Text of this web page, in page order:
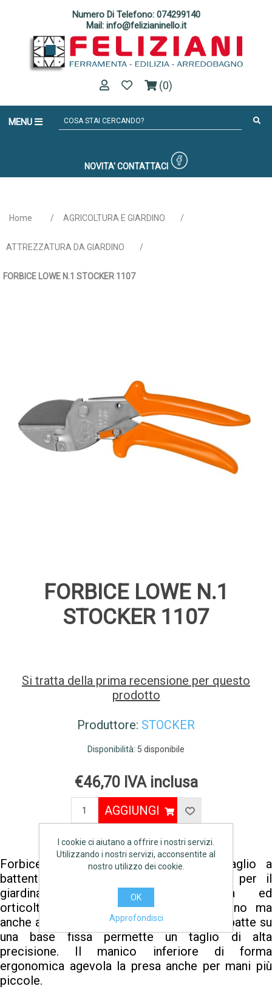
Numero Di Telefono: 074299140
Mail: info@felizianinello.it
(0)
MENU
NOVITA' CONTATTACI
Home / AGRICOLTURA E GIARDINO /
ATTREZZATURA DA GIARDINO /
FORBICE LOWE N.1 STOCKER 1107
FORBICE LOWE N.1
STOCKER 1107
Si tratta della prima recensione per questo
prodotto
Produttore: STOCKER
Disponibilità: 5 disponibile
€46,70 IVA inclusa
AGGIUNGI
Forbice estremamente versatile con taglio a
battente e manico ergonomico. Ideale per il
giardinaggio, viticoltura, frutticoltura ed
orticoltura, per potare piante del giardino ma
anche arbusti e alberi. La lama affilata che batte su
una base fissa permette un taglio di alta
precisione. Il manico inferiore di forma
ergonomica agevola la presa anche per mani più
piccole.
I cookie ci aiutano a offrire i nostri servizi.
Utilizzando i nostri servizi, acconsentite al
nostro utilizzo dei cookie.
OK
Approfondisci